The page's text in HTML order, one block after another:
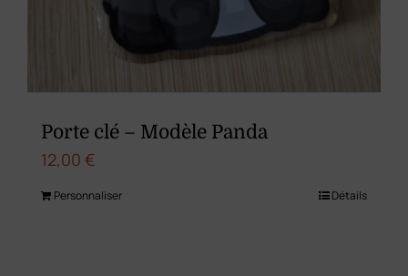
Porte clé – Modèle Panda
12,00 €
Personnaliser Détails